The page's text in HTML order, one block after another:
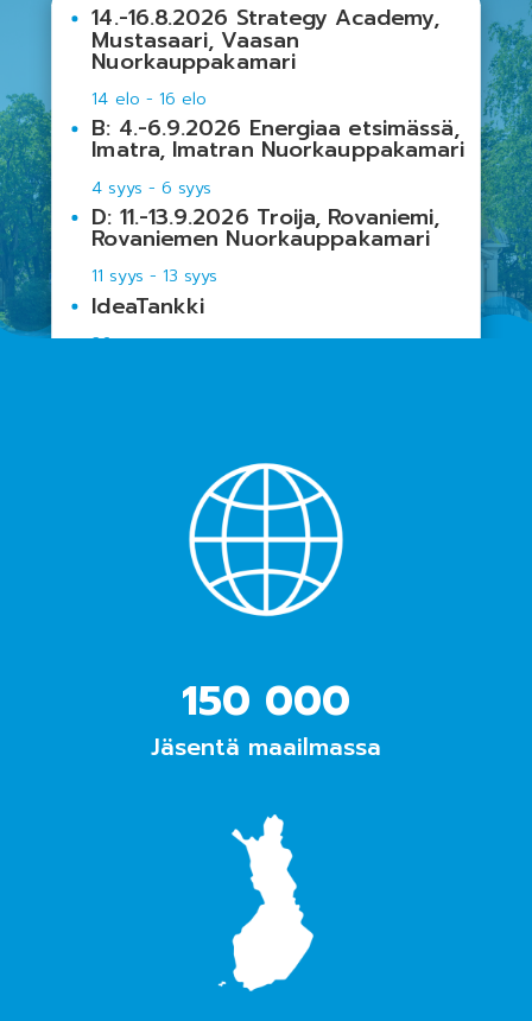
14.-16.8.2026 Strategy Academy,
Mustasaari, Vaasan
Nuorkauppakamari
14 elo - 16 elo
B: 4.-6.9.2026 Energiaa etsimässä,
Imatra, Imatran Nuorkauppakamari
4 syys - 6 syys
D: 11.-13.9.2026 Troija, Rovaniemi,
Rovaniemen Nuorkauppakamari
11 syys - 13 syys
IdeaTankki
26 syys
150 000
Jäsentä maailmassa